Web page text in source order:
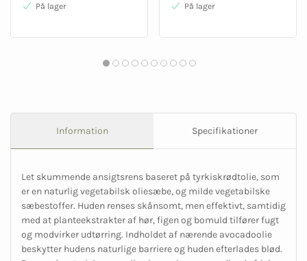
På lager På lager
Information Specifikationer
Let skummende ansigtsrens baseret på tyrkiskrødtolie, som
er en naturlig vegetabilsk oliesæbe, og milde vegetabilske
sæbestoffer. Huden renses skånsomt, men effektivt, samtidig
med at planteekstrakter af hør, figen og bomuld tilfører fugt
og modvirker udtørring. Indholdet af nærende avocadoolie
beskytter hudens naturlige barriere og huden efterlades blød.